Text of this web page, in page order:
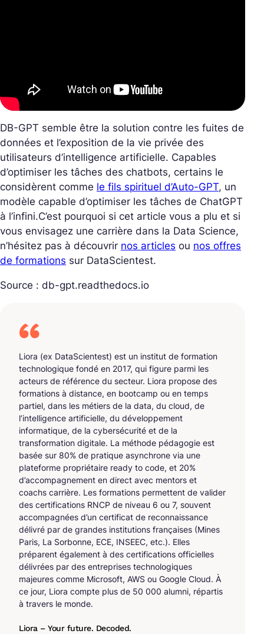
DB-GPT semble être la solution contre les fuites de
données et l’exposition de la vie privée des
utilisateurs d’intelligence artificielle. Capables
d’optimiser les tâches des chatbots, certains le
considèrent comme le fils spirituel d’Auto-GPT, un
modèle capable d’optimiser les tâches de ChatGPT
à l’infini.C’est pourquoi si cet article vous a plu et si
vous envisagez une carrière dans la Data Science,
n’hésitez pas à découvrir nos articles ou nos offres
de formations sur DataScientest.
Source : db-gpt.readthedocs.io
Liora (ex DataScientest) est un institut de formation
technologique fondé en 2017, qui figure parmi les
acteurs de référence du secteur. Liora propose des
formations à distance, en bootcamp ou en temps
partiel, dans les métiers de la data, du cloud, de
l’intelligence artificielle, du développement
informatique, de la cybersécurité et de la
transformation digitale. La méthode pédagogie est
basée sur 80% de pratique asynchrone via une
plateforme propriétaire ready to code, et 20%
d’accompagnement en direct avec mentors et
coachs carrière. Les formations permettent de valider
des certifications RNCP de niveau 6 ou 7, souvent
accompagnées d’un certificat de reconnaissance
délivré par de grandes institutions françaises (Mines
Paris, La Sorbonne, ECE, INSEEC, etc.). Elles
préparent également à des certifications officielles
délivrées par des entreprises technologiques
majeures comme Microsoft, AWS ou Google Cloud. À
ce jour, Liora compte plus de 50 000 alumni, répartis
à travers le monde.
Liora – Your future. Decoded.